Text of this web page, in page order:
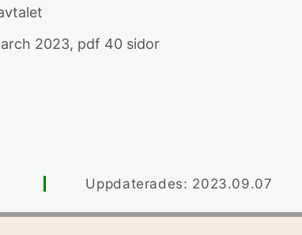
2023, pdf 40 sidor
Uppdaterades: 2023.09.07